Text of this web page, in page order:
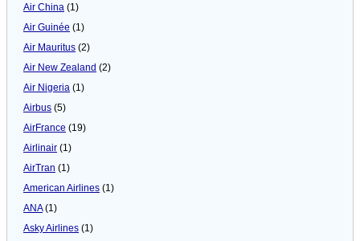
Air China (1)
Air Guinée (1)
Air Mauritus (2)
Air New Zealand (2)
Air Nigeria (1)
Airbus (5)
AirFrance (19)
Airlinair (1)
AirTran (1)
American Airlines (1)
ANA(1)
Asky Airlines (1)